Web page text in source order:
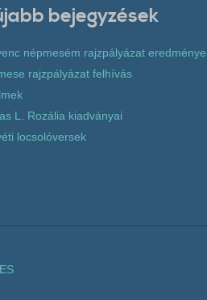
bejegyzések
népmesém rajzpályázat eredménye
rajzpályázat felhívás
L. Rozália kiadványai
locsolóversek